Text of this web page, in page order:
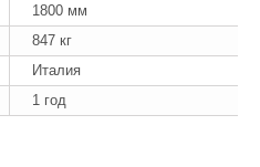
1800 мм
847 кг
Италия
1 год